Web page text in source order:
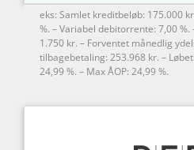
eks: Samlet kreditbeløb: 175.000
%. – Variabel debitorrente: 7,00
1.750 kr. – Forventet månedlig
tilbagebetaling: 253.968 kr. –
24,99 %. – Max ÅOP: 24,99 %.